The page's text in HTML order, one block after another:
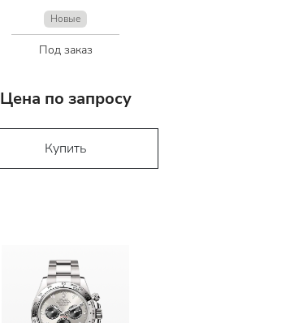
Новые
Под заказ
Цена по запросу
Купить